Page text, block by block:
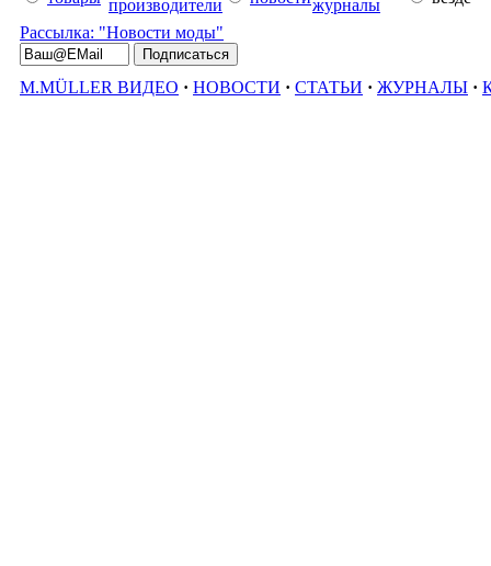
производители журналы
Рассылка: "Новости моды"
M.MÜLLER ВИДЕО · НОВОСТИ · СТАТЬИ · ЖУРНАЛЫ ·